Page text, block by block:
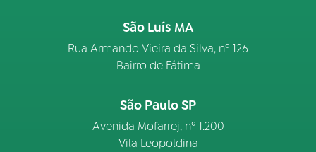
São Luís MA
Rua Armando Vieira da Silva, nº 126
Bairro de Fátima
São Paulo SP
Avenida Mofarrej, nº 1.200
Vila Leopoldina